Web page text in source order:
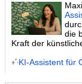
die
Kraft der
KI-Assistent für